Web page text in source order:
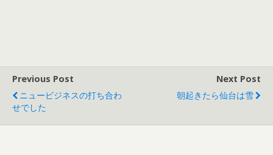
Previous Post
ニュービジネスの打ち合わ
せでした
Next Post
朝起きたら仙台は雪